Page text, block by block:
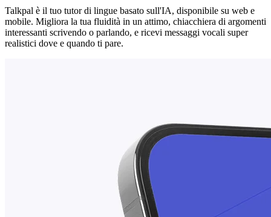
Talkpal è il tuo tutor di lingue basato sull'IA, disponibile su web e
mobile. Migliora la tua fluidità in un attimo, chiacchiera di argomenti
interessanti scrivendo o parlando, e ricevi messaggi vocali super
realistici dove e quando ti pare.